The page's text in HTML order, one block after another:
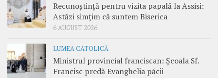
Recunoștință pentru vizita papală la Assisi:
Astăzi simțim că suntem Biserica
6 AUGUST 2026
LUMEA CATOLICĂ
Ministrul provincial franciscan: Școala Sf.
Francisc predă Evanghelia păcii